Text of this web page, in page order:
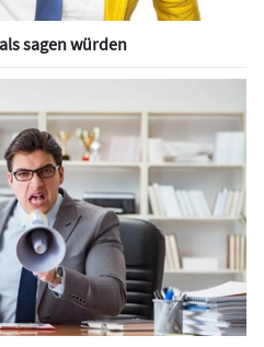
sagen würden